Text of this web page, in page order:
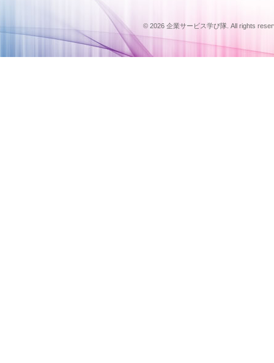
© 2026 企業サービス学び隊. All rights